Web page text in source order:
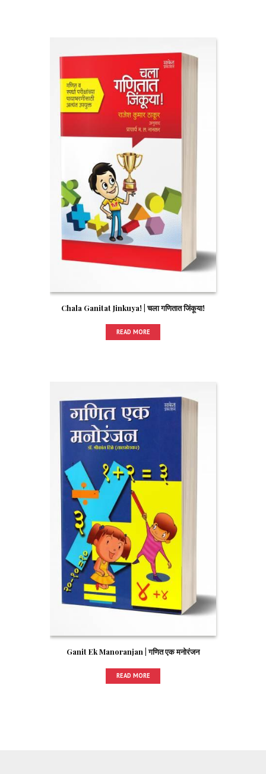
Chala Ganitat Jinkuya! | चला गणितात जिंकूया!
READ MORE
Ganit Ek Manoranjan | गणित एक मनोरंजन
READ MORE